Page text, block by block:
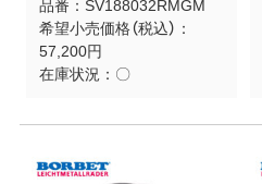
品番： SV188032RMGM
希望小売価格（税込）：
57,200円
在庫状況： 〇